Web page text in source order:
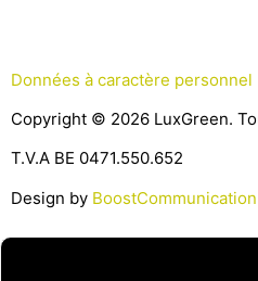
Données à caractère personnel
Copyright © 2026 LuxGreen.
T.V.A BE 0471.550.652
Design by BoostCommunication